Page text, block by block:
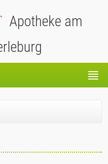
Apotheke am